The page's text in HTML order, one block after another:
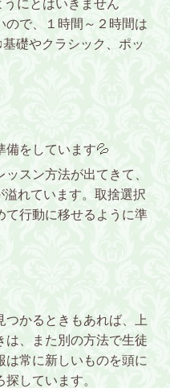
うにとはいきません
で、１時間～２時間は
礎やクラシック、ポッ
備をしています💦
スン方法が出てきて、
溢れています。取捨選択
て行動に移せるように準
つかるときもあれば、上
、また別の方法で生徒
は常に新しいものを頭に
しています。